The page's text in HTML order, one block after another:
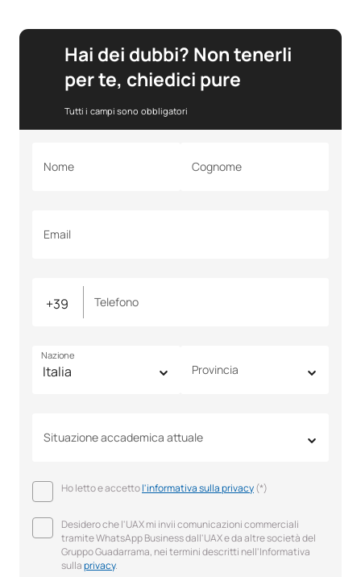
Hai dei dubbi? Non tenerli
per te, chiedici pure
Tutti i campi sono obbligatori
Nome Cognome
Email
Telefono
Nazione
Provincia
Situazione accademica attuale
Ho letto e accettol'informativa sulla privacy(*)
Desidero che l'UAX mi invii comunicazioni commerciali
tramite WhatsApp Business dall'UAX e da altre società del
Gruppo Guadarrama, nei termini descritti nell'Informativa
sullaprivacy.